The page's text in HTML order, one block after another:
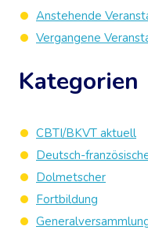
Anstehende
Vergangene
Kategorien
CBTI/BKVT aktuell
Deutsch-
Dolmetscher
Fortbildung